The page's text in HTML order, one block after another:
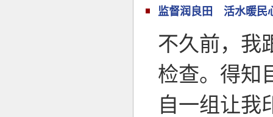
监督润良田 活水暖民
不久前，我
检查。得知
自一组让我